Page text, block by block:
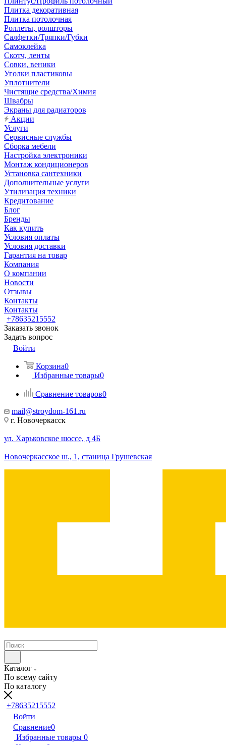
Плитка декоративная
Плитка потолочная
Роллеты, ролшторы
Салфетки/Тряпки/Губки
Самоклейка
Скотч, ленты
Совки, веники
Уголки пластиковы
Уплотнители
Чистящие средства/Химия
Швабры
Экраны для радиаторов
Акции
Услуги
Сервисные службы
Сборка мебели
Настройка электроники
Монтаж кондиционеров
Установка сантехники
Дополнительные услуги
Утилизация техники
Кредитование
Блог
Бренды
Как купить
Условия оплаты
Условия доставки
Гарантия на товар
Компания
О компании
Новости
Отзывы
Контакты
Контакты
+78635215552
Заказать звонок
Задать вопрос
Войти
Корзина0
Избранные товары0
Сравнение товаров0
mail@stroydom-161.ru
г. Новочеркасск
ул. Харьковское шоссе, д 4Б
Новочеркасское ш., 1, станица Грушевская
Каталог
По всему сайту
По каталогу
+78635215552
Войти
Сравнение0
Избранные товары 0